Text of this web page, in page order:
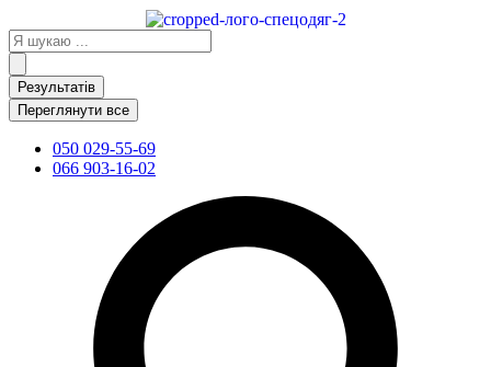
до
вмісту
Search
...
Результатів
Переглянути все
050 029-55-69
066 903-16-02